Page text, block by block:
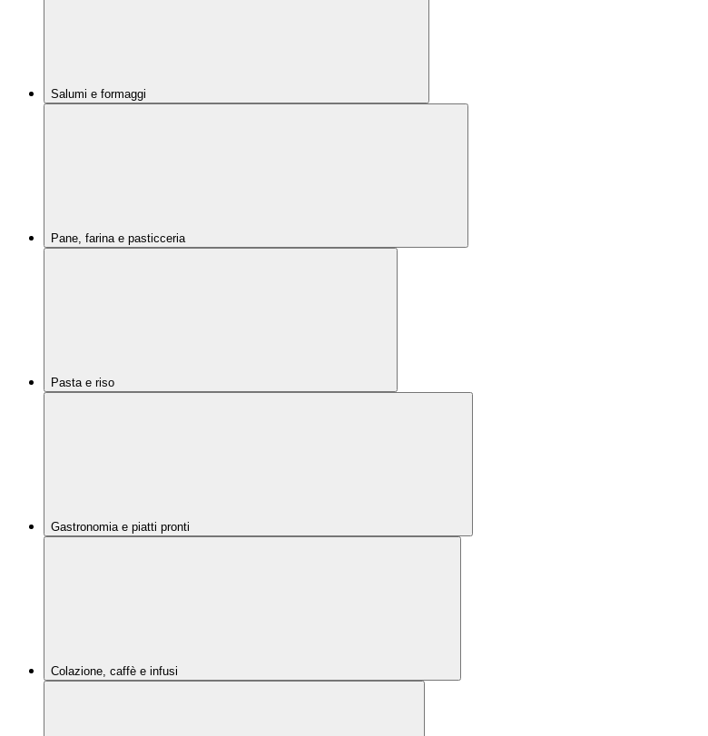
Salumi e formaggi
Pane, farina e pasticceria
Pasta e riso
Gastronomia e piatti pronti
Colazione, caffè e infusi